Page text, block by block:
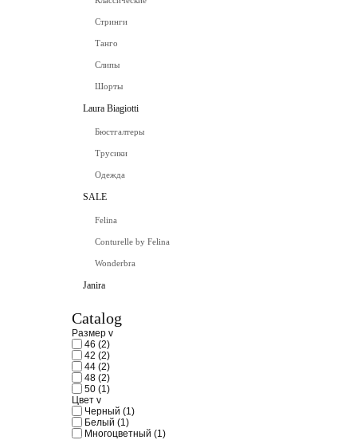
Стринги
Танго
Слипы
Шорты
Laura Biagiotti
Бюстгалтеры
Трусики
Одежда
SALE
Felina
Conturelle by Felina
Wonderbra
Janira
Catalog
Размер v
46 (2)
42 (2)
44 (2)
48 (2)
50 (1)
Цвет v
Черный (1)
Белый (1)
Многоцветный (1)